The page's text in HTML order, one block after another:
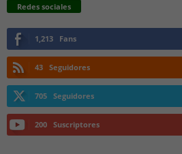
Redes sociales
1,213 Fans
43 Seguidores
705 Seguidores
200 Suscriptores